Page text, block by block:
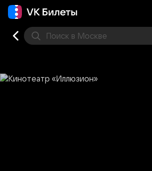
Поиск в Москве